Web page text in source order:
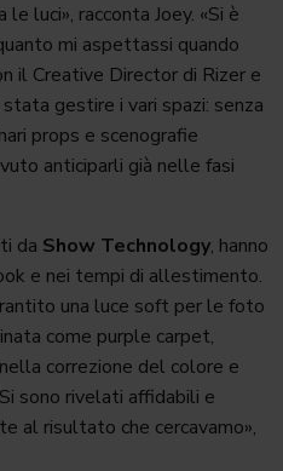
luci», racconta Joey. «Si è
mi aspettassi quando
il Creative Director di Rizer e
gestire i vari spazi: senza
props e scenografie
anticiparli già nelle fasi
da Show Technology, hanno
e nei tempi di allestimento.
una luce soft per le foto
come purple carpet,
correzione del colore e
sono rivelati affidabili e
al risultato che cercavamo»,